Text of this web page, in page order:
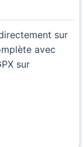
sur
avec
sur